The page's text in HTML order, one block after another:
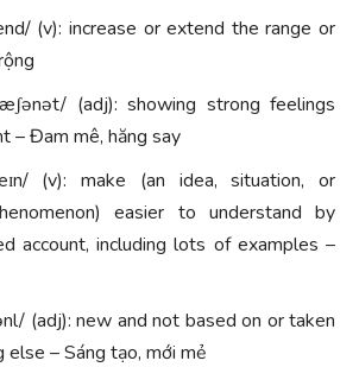
(v): increase or extend the range or
(adj): showing strong feelings
– Đam mê, hăng say
(v): make (an idea, situation, or
easier to understand by
account, including lots of examples –
(adj): new and not based on or taken
– Sáng tạo, mới mẻ